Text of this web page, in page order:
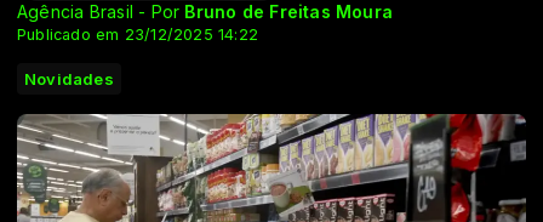
Agência Brasil - Por Bruno de Freitas Moura
Publicado em 23/12/2025 14:22
Novidades